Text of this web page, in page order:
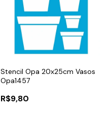
Stencil Opa 20x25cm Vasos
Opa1457
R$9,80